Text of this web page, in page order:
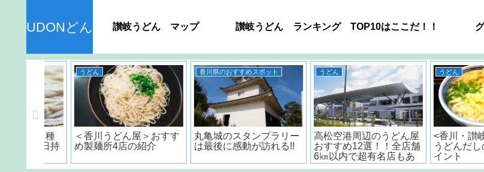
UDONどん 讃岐うどん マップ 讃岐うどん ランキング TOP10はここだ！！
うどん
＜香川うどん屋＞おすす
め製麺所4店の紹介
香川県のおすすめスポット
丸亀城のスタンプラリー
は最後に感動が訪れる!!
高松空港周辺のうどん屋
おすすめ12選！！全店舗
6㎞以内で超有名店もあ
るよ。
<香川・讃岐流>
うどんだしの作
イント